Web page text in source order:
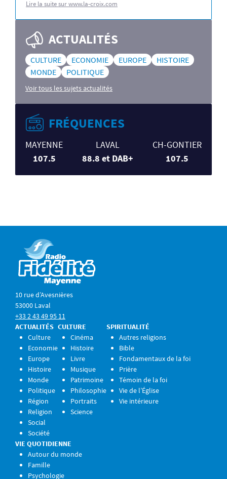
Lire la suite sur www.la-croix.com
ACTUALITÉS
CULTURE ECONOMIE EUROPE
HISTOIRE
MONDE
POLITIQUE
Voir tous les sujets actualités
FRÉQUENCES
MAYENNE
107.5
LAVAL
88.8 et DAB+
CH-GONTIER
107.5
10 rue d’Avesnières
53000 Laval
+33 2 43 49 95 11
ACTUALITÉS
Culture
Economie
Europe
Histoire
Monde
Politique
Région
Religion
Social
Société
CULTURE
Cinéma
Histoire
Livre
Musique
Patrimoine
Philosophie
Portraits
Science
SPIRITUALITÉ
Autres religions
Bible
Fondamentaux de la foi
Prière
Témoin de la foi
Vie de l’Église
Vie intérieure
VIE QUOTIDIENNE
Autour du monde
Famille
Psychologie